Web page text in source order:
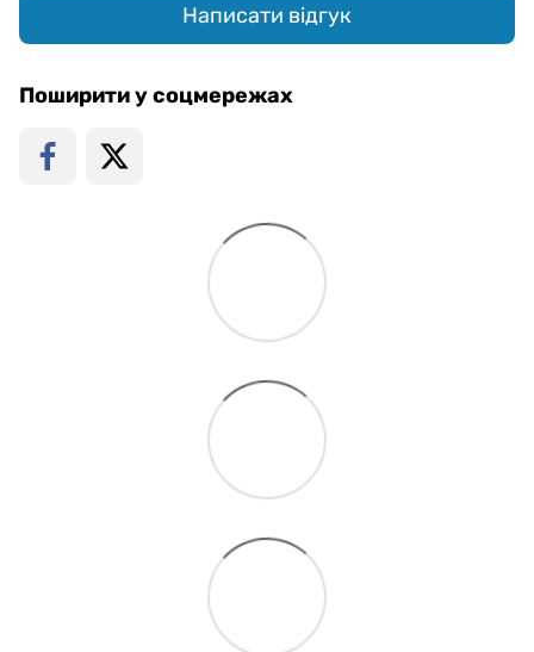
Написати відгук
Поширити у соцмережах